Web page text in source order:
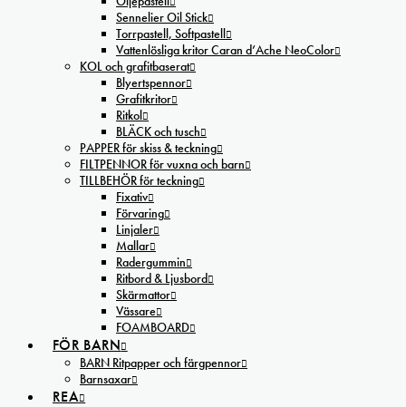
Sennelier Oil Stick
Torrpastell, Softpastell
Vattenlösliga kritor Caran d’Ache NeoColor
KOL och grafitbaserat
Blyertspennor
Grafitkritor
Ritkol
BLÄCK och tusch
PAPPER för skiss & teckning
FILTPENNOR för vuxna och barn
TILLBEHÖR för teckning
Fixativ
Förvaring
Linjaler
Mallar
Radergummin
Ritbord & Ljusbord
Skärmattor
Vässare
FOAMBOARD
FÖR BARN
BARN Ritpapper och färgpennor
Barnsaxar
REA